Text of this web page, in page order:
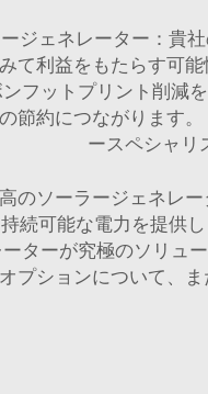
ジェネレーター：貴
て利益をもたらす可
フットプリント削減
節約につながります。
ースペシャリ
のソーラージェネレ
続可能な電力を提供
ターが究極のソリュ
プションについて、